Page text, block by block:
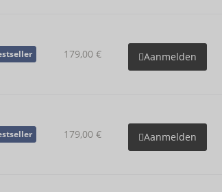
179,00 € Aanmelden
179,00 € Aanmelden